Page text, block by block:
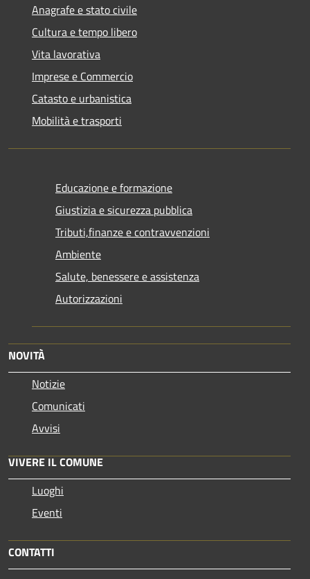
Anagrafe e stato civile
Cultura e tempo libero
Vita lavorativa
Imprese e Commercio
Catasto e urbanistica
Mobilità e trasporti
Educazione e formazione
Giustizia e sicurezza pubblica
Tributi,finanze e contravvenzioni
Ambiente
Salute, benessere e assistenza
Autorizzazioni
NOVITÀ
Notizie
Comunicati
Avvisi
VIVERE IL COMUNE
Luoghi
Eventi
CONTATTI